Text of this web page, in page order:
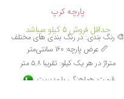
پارچه کرپ
حداقل فروش 5 کیلو میباشد
🎨 رنگ بندی: در رنگ بندی های مختلف
📏 عرض پارچه: 160 سانتی‌متر
متراژ در هر یک کیلو: تقریبا 5.8 متر
قیمت: هماهنگی با مدیریت